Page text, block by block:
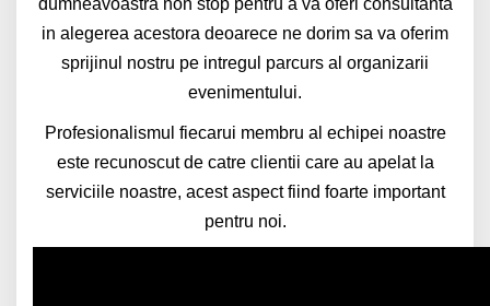
in alegerea acestora deoarece ne dorim sa va oferim
sprijinul nostru pe intregul parcurs al organizarii
evenimentului.
Profesionalismul fiecarui membru al echipei noastre
este recunoscut de catre clientii care au apelat la
serviciile noastre, acest aspect fiind foarte important
pentru noi.